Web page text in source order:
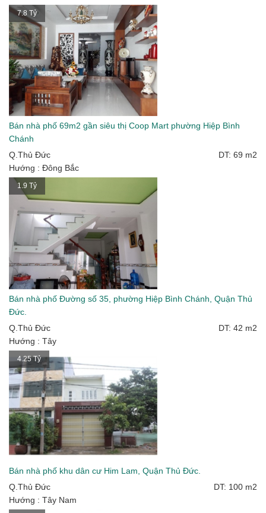
7.8 Tỷ
Bán nhà phố 69m2 gần siêu thị Coop Mart phường Hiệp Bình
Chánh
Q.Thủ Đức
DT: 69 m2
Hướng : Đông Bắc
1.9 Tỷ
Bán nhà phố Đường số 35, phường Hiệp Bình Chánh, Quận Thủ
Đức.
Q.Thủ Đức
DT: 42 m2
Hướng : Tây
4.25 Tỷ
Bán nhà phố khu dân cư Him Lam, Quận Thủ Đức.
Q.Thủ Đức
DT: 100 m2
Hướng : Tây Nam